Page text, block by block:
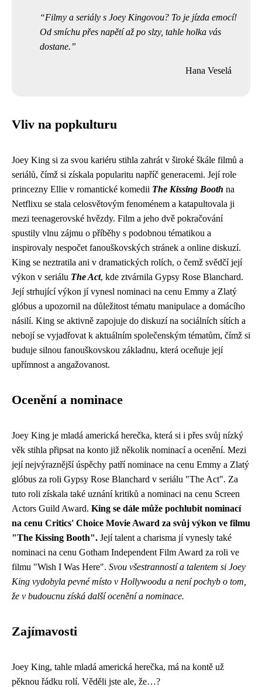
Filmy a seriály s Joey Kingovou? To je jízda emocí!
Od smíchu přes napětí až po slzy, tahle holka vás
dostane.
Hana Veselá
Vliv na popkulturu
Joey King si za svou kariéru stihla zahrát v široké škále filmů a
seriálů, čímž si získala popularitu napříč generacemi. Její role
princezny Ellie v romantické komedii The Kissing Booth na
Netflixu se stala celosvětovým fenoménem a katapultovala ji
mezi teenagerovské hvězdy. Film a jeho dvě pokračování
spustily vlnu zájmu o příběhy s podobnou tématikou a
inspirovaly nespočet fanouškovských stránek a online diskuzí.
King se neztratila ani v dramatických rolích, o čemž svědčí její
výkon v seriálu The Act, kde ztvárnila Gypsy Rose Blanchard.
Její strhující výkon jí vynesl nominaci na cenu Emmy a Zlatý
glóbus a upozornil na důležitost tématu manipulace a domácího
násilí. King se aktivně zapojuje do diskuzí na sociálních sítích a
nebojí se vyjadřovat k aktuálním společenským tématům, čímž si
buduje silnou fanouškovskou základnu, která oceňuje její
upřímnost a angažovanost.
Ocenění a nominace
Joey King je mladá americká herečka, která si i přes svůj nízký
věk stihla připsat na konto již několik nominací a ocenění. Mezi
její nejvýraznější úspěchy patří nominace na cenu Emmy a Zlatý
glóbus za roli Gypsy Rose Blanchard v seriálu "The Act". Za
tuto roli získala také uznání kritiků a nominaci na cenu Screen
Actors Guild Award. King se dále může pochlubit nominací
na cenu Critics' Choice Movie Award za svůj výkon ve filmu
"The Kissing Booth". Její talent a charisma jí vynesly také
nominaci na cenu Gotham Independent Film Award za roli ve
filmu "Wish I Was Here". Svou všestranností a talentem si Joey
King vydobyla pevné místo v Hollywoodu a není pochyb o tom,
že v budoucnu získá další ocenění a nominace.
Zajímavosti
Joey King, tahle mladá americká herečka, má na kontě už
pěknou řádku rolí. Věděli jste ale, že…?